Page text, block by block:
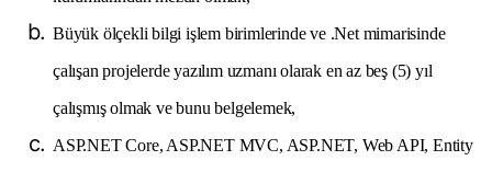
Büyük ölçekli bilgi işlem birimlerinde ve .Net mimarisinde
çalışan projelerde yazılım uzmanı olarak en az beş (5) yıl
çalışmış olmak ve bunu belgelemek,
ASP.NET Core, ASP.NET MVC, ASP.NET, Web API, Entity